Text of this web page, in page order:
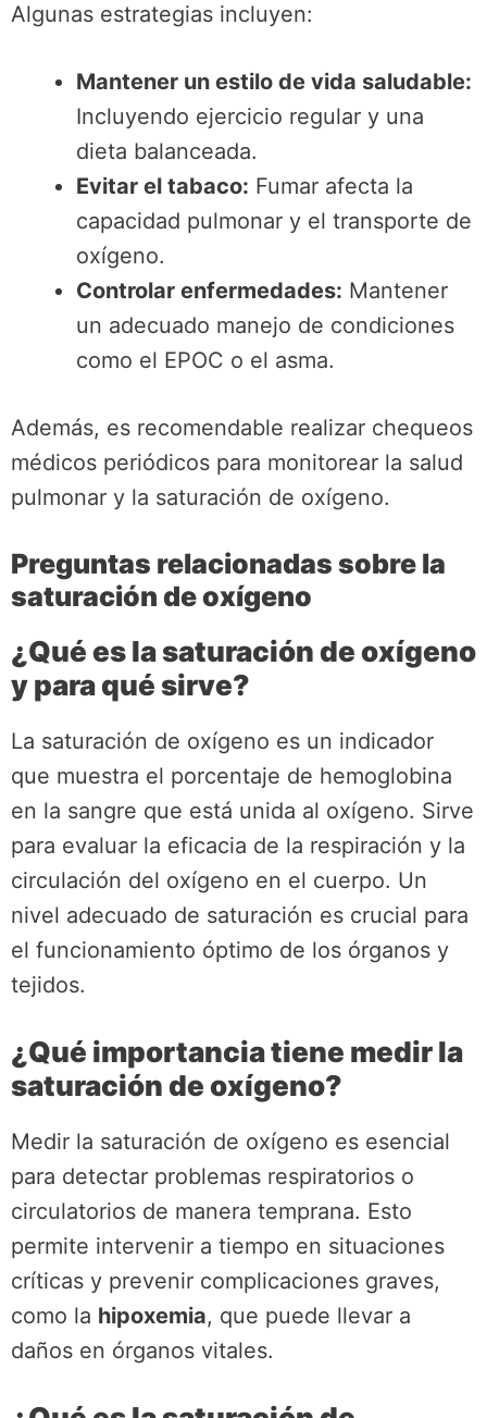
Algunas estrategias incluyen:
Mantener un estilo de vida saludable:
Incluyendo ejercicio regular y una
dieta balanceada.
Evitar el tabaco: Fumar afecta la
capacidad pulmonar y el transporte de
oxígeno.
Controlar enfermedades: Mantener
un adecuado manejo de condiciones
como el EPOC o el asma.
Además, es recomendable realizar chequeos
médicos periódicos para monitorear la salud
pulmonar y la saturación de oxígeno.
Preguntas relacionadas sobre la
saturación de oxígeno
¿Qué es la saturación de oxígeno
y para qué sirve?
La saturación de oxígeno es un indicador
que muestra el porcentaje de hemoglobina
en la sangre que está unida al oxígeno. Sirve
para evaluar la eficacia de la respiración y la
circulación del oxígeno en el cuerpo. Un
nivel adecuado de saturación es crucial para
el funcionamiento óptimo de los órganos y
tejidos.
¿Qué importancia tiene medir la
saturación de oxígeno?
Medir la saturación de oxígeno es esencial
para detectar problemas respiratorios o
circulatorios de manera temprana. Esto
permite intervenir a tiempo en situaciones
críticas y prevenir complicaciones graves,
como la hipoxemia, que puede llevar a
daños en órganos vitales.